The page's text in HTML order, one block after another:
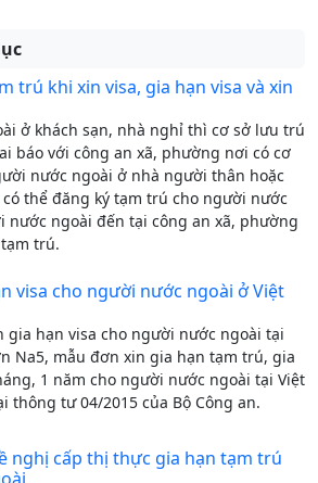
trú khi xin visa, gia hạn visa và xin
ở khách sạn, nhà nghỉ thì cơ sở lưu trú
báo với công an xã, phường nơi có cơ
nước ngoài ở nhà người thân hoặc
thể đăng ký tạm trú cho người nước
nước ngoài đến tại công an xã, phường
trú.
visa cho người nước ngoài ở Việt
gia hạn visa cho người nước ngoài tại
Na5, mẫu đơn xin gia hạn tạm trú, gia
1 năm cho người nước ngoài tại Việt
thông tư 04/2015 của Bộ Công an.
nghị cấp thị thực gia hạn tạm trú